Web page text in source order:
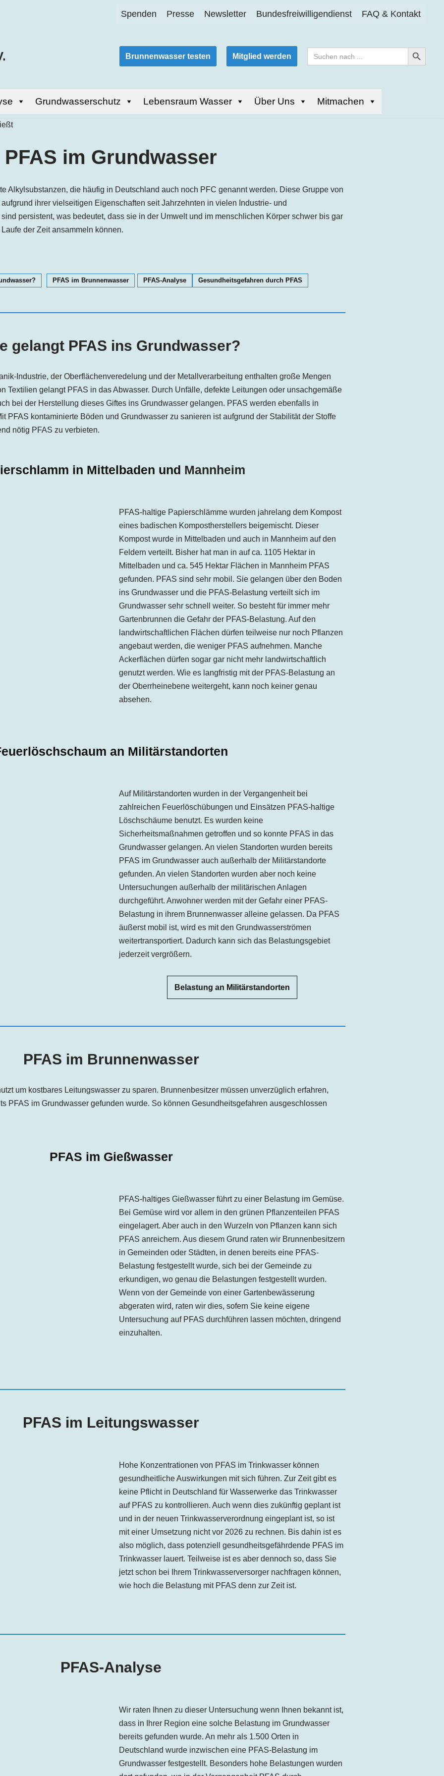
Spenden Presse Newsletter Bundesfreiwilligendienst FAQ & Kontakt
Brunnenwasser testen Mitglied werden
Search
for:
Search Button
Grundwasserschutz Lebensraum Wasser Über Uns Mitmachen
PFAS im Grundwasser
Alkylsubstanzen, die häufig in Deutschland auch noch PFC genannt werden. Diese Gruppe von
ihrer vielseitigen Eigenschaften seit Jahrzehnten in vielen Industrie- und
persistent, was bedeutet, dass sie in der Umwelt und im menschlichen Körper schwer bis gar
der Zeit ansammeln können.
PFAS im Brunnenwasser PFAS-Analyse Gesundheitsgefahren durch PFAS
gelangt PFAS ins Grundwasser?
Industrie, der Oberflächenveredelung und der Metallverarbeitung enthalten große Mengen
Textilien gelangt PFAS in das Abwasser. Durch Unfälle, defekte Leitungen oder unsachgemäße
bei der Herstellung dieses Giftes ins Grundwasser gelangen. PFAS werden ebenfalls in
PFAS kontaminierte Böden und Grundwasser zu sanieren ist aufgrund der Stabilität der Stoffe
nötig PFAS zu verbieten.
in Mittelbaden und Mannheim
PFAS-haltige Papierschlämme wurden jahrelang dem Kompost
eines badischen Kompostherstellers beigemischt. Dieser
Kompost wurde in Mittelbaden und auch in Mannheim auf den
Feldern verteilt. Bisher hat man in auf ca. 1105 Hektar in
Mittelbaden und ca. 545 Hektar Flächen in Mannheim PFAS
gefunden. PFAS sind sehr mobil. Sie gelangen über den Boden
ins Grundwasser und die PFAS-Belastung verteilt sich im
Grundwasser sehr schnell weiter. So besteht für immer mehr
Gartenbrunnen die Gefahr der PFAS-Belastung. Auf den
landwirtschaftlichen Flächen dürfen teilweise nur noch Pflanzen
angebaut werden, die weniger PFAS aufnehmen. Manche
Ackerflächen dürfen sogar gar nicht mehr landwirtschaftlich
genutzt werden. Wie es langfristig mit der PFAS-Belastung an
der Oberrheinebene weitergeht, kann noch keiner genau
absehen.
an Militärstandorten
Auf Militärstandorten wurden in der Vergangenheit bei
zahlreichen Feuerlöschübungen und Einsätzen PFAS-haltige
Löschschäume benutzt. Es wurden keine
Sicherheitsmaßnahmen getroffen und so konnte PFAS in das
Grundwasser gelangen. An vielen Standorten wurden bereits
PFAS im Grundwasser auch außerhalb der Militärstandorte
gefunden. An vielen Standorten wurden aber noch keine
Untersuchungen außerhalb der militärischen Anlagen
durchgeführt. Anwohner werden mit der Gefahr einer PFAS-
Belastung in ihrem Brunnenwasser alleine gelassen. Da PFAS
äußerst mobil ist, wird es mit den Grundwasserströmen
weitertransportiert. Dadurch kann sich das Belastungsgebiet
jederzeit vergrößern.
Belastung an Militärstandorten
PFAS im Brunnenwasser
um kostbares Leitungswasser zu sparen. Brunnenbesitzer müssen unverzüglich erfahren,
PFAS im Grundwasser gefunden wurde. So können Gesundheitsgefahren ausgeschlossen
PFAS im Gießwasser
PFAS-haltiges Gießwasser führt zu einer Belastung im Gemüse.
Bei Gemüse wird vor allem in den grünen Pflanzenteilen PFAS
eingelagert. Aber auch in den Wurzeln von Pflanzen kann sich
PFAS anreichern. Aus diesem Grund raten wir Brunnenbesitzern
in Gemeinden oder Städten, in denen bereits eine PFAS-
Belastung festgestellt wurde, sich bei der Gemeinde zu
erkundigen, wo genau die Belastungen festgestellt wurden.
Wenn von der Gemeinde von einer Gartenbewässerung
abgeraten wird, raten wir dies, sofern Sie keine eigene
Untersuchung auf PFAS durchführen lassen möchten, dringend
einzuhalten.
PFAS im Leitungswasser
Hohe Konzentrationen von PFAS im Trinkwasser können
gesundheitliche Auswirkungen mit sich führen. Zur Zeit gibt es
keine Pflicht in Deutschland für Wasserwerke das Trinkwasser
auf PFAS zu kontrollieren. Auch wenn dies zukünftig geplant ist
und in der neuen Trinkwasserverordnung eingeplant ist, so ist
mit einer Umsetzung nicht vor 2026 zu rechnen. Bis dahin ist es
also möglich, dass potenziell gesundheitsgefährdende PFAS im
Trinkwasser lauert. Teilweise ist es aber dennoch so, dass Sie
jetzt schon bei Ihrem Trinkwasserversorger nachfragen können,
wie hoch die Belastung mit PFAS denn zur Zeit ist.
PFAS-Analyse
Wir raten Ihnen zu dieser Untersuchung wenn Ihnen bekannt ist,
dass in Ihrer Region eine solche Belastung im Grundwasser
bereits gefunden wurde. An mehr als 1.500 Orten in
Deutschland wurde inzwischen eine PFAS-Belastung im
Grundwasser festgestellt. Besonders hohe Belastungen wurden